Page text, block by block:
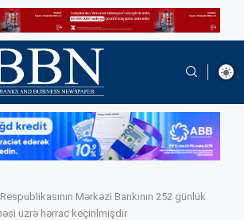
Mərkəzi Bankının 252 günlük
üzrə hərrac keçirilmişdir